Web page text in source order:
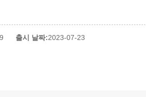
출시 날짜:2023-07-23